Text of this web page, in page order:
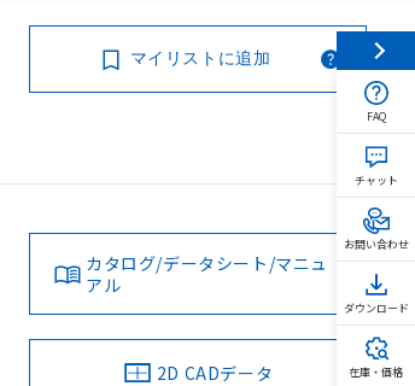
マイリストに追加
カタログ/データシート/マニュ
アル
2D CADデータ
FAQ
チャット
お問い合わせ
ダウンロード
在庫・価格